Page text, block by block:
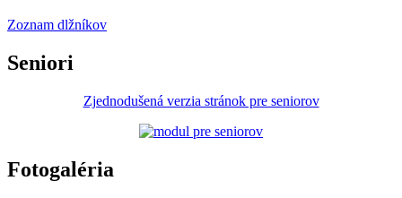
Zoznam dlžníkov
Seniori
Zjednodušená verzia stránok pre seniorov
Fotogaléria